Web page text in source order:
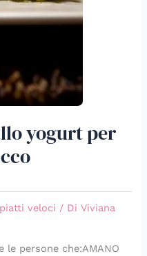
yogurt per
veloci / DiViviana
persone che:AMANO